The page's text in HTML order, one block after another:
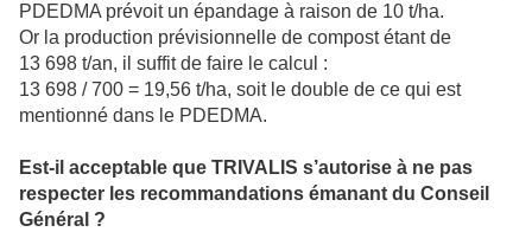
PDEDMA prévoit un épandage à raison de 10 t/ha.
Or la production prévisionnelle de compost étant de
13 698 t/an, il suffit de faire le calcul :
13 698 / 700 = 19,56 t/ha, soit le double de ce qui est
mentionné dans le PDEDMA.
Est-il acceptable que TRIVALIS s’autorise à ne pas
respecter les recommandations émanant du Conseil
Général ?